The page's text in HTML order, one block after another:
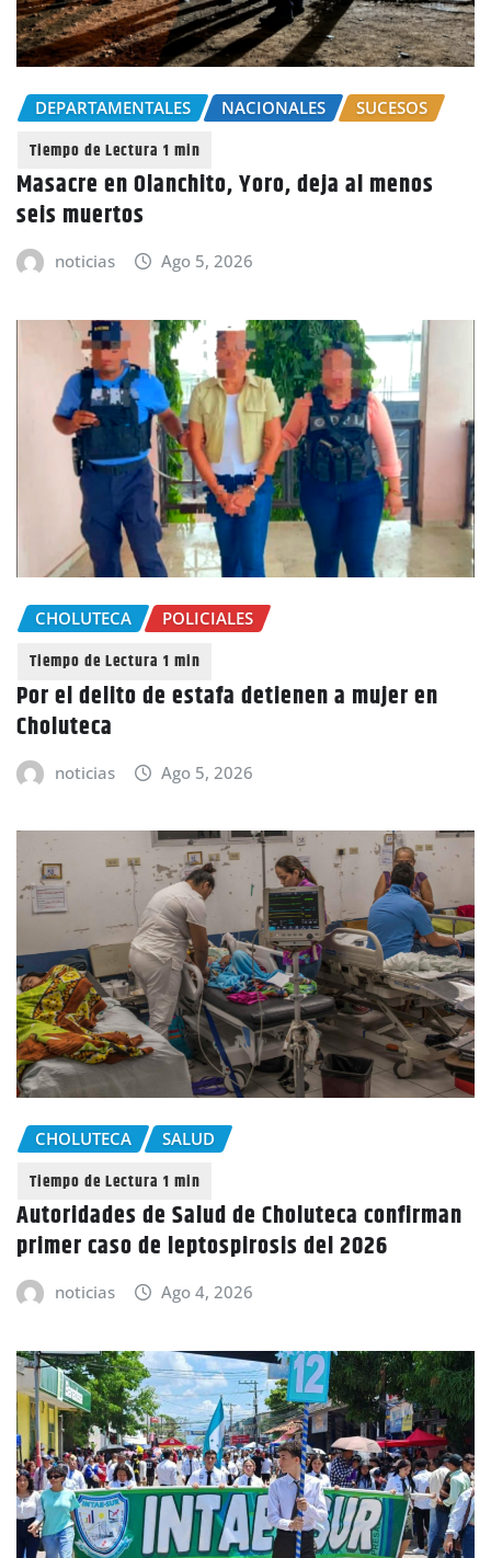
DEPARTAMENTALES NACIONALES SUCESOS
Masacre en Olanchito, Yoro, deja al menos
seis muertos
noticias Ago 5, 2026
CHOLUTECA POLICIALES
Por el delito de estafa detienen a mujer en
Choluteca
noticias Ago 5, 2026
CHOLUTECA SALUD
Autoridades de Salud de Choluteca confirman
primer caso de leptospirosis del 2026
noticias Ago 4, 2026